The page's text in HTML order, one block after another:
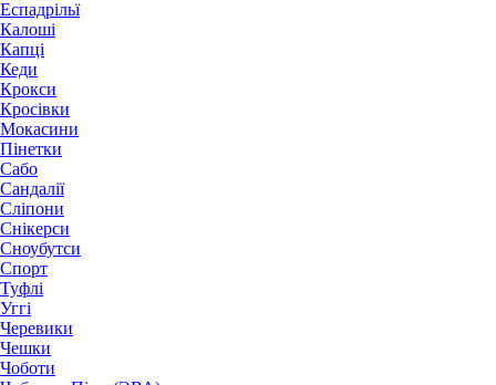
Еспадрільї
Калоші
Капці
Кеди
Крокси
Кросівки
Мокасини
Пінетки
Сабо
Сандалії
Сліпони
Снікерси
Сноубутси
Спорт
Туфлі
Уггі
Черевики
Чешки
Чоботи